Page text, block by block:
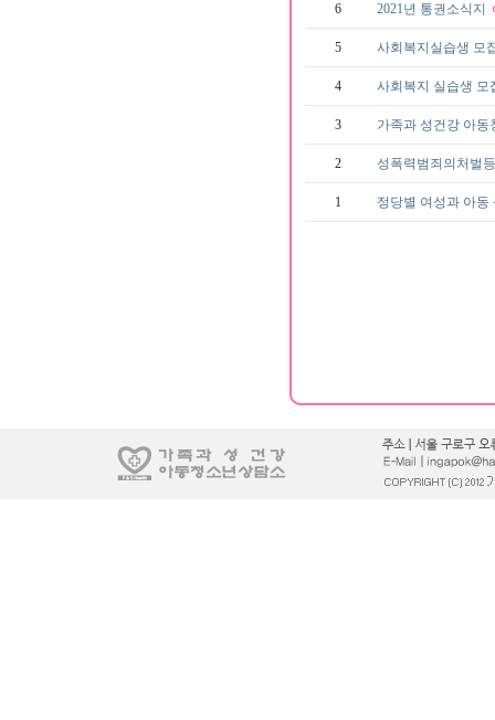
6 2021년 통권소식지
5 사회복지실습생 모
4 사회복지 실습생 모
3 가족과 성건강 아
2 성폭력범죄의처벌
1 정당별 여성과 아동